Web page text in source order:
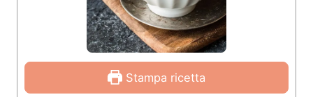
Stampa ricetta